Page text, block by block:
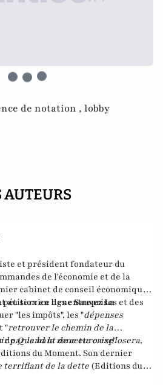
de notation , lobby
AUTEURS
et président fondateur du
de l'économie et de la
cabinet de conseil économique
au service des entreprises et des
pétition en ligneSauvez La
"les impôts", les "dépenses
"retrouver le chemin de la
par le haut de cette crise".
deQuand la zone euro explosera,
du Moment. Son dernier
terrifiant de la dette (Editions du